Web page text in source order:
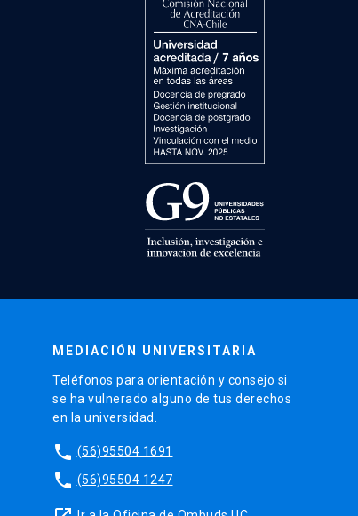
MEDIACIÓN UNIVERSITARIA
Teléfonos para orientación y consejo si
se ha vulnerado alguno de tus derechos
en la universidad.
phone (56)95504 1691
phone (56)95504 1247